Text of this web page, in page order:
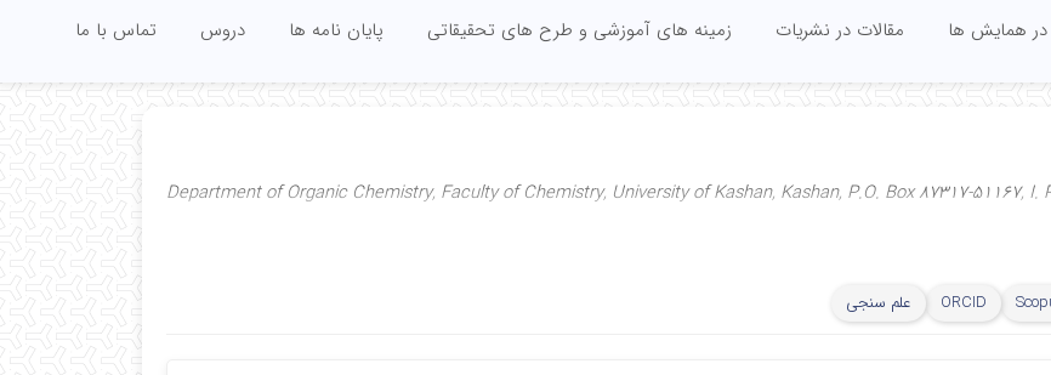
در همایش ها مقالات در نشریات زمینه های آموزشی و طرح های تحقیقاتی پایان نامه ها دروس تماس با ما
Department of Organic Chemistry, Faculty of Chemistry, University of Kashan, Kashan, P.O. Box 87317-51167, I.
ORCID علم سنجی